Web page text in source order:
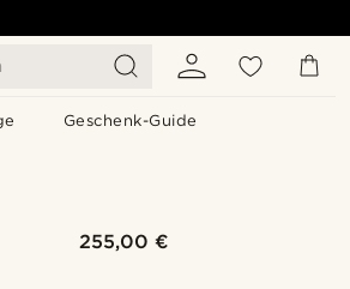
Geschenk-Guide
255,00 €